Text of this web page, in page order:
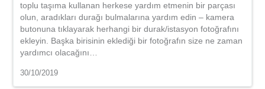
toplu taşıma kullanan herkese yardım etmenin bir parçası
olun, aradıkları durağı bulmalarına yardım edin – kamera
butonuna tıklayarak herhangi bir durak/istasyon fotoğrafını
ekleyin. Başka birisinin eklediği bir fotoğrafın size ne zaman
yardımcı olacağını…
30/10/2019